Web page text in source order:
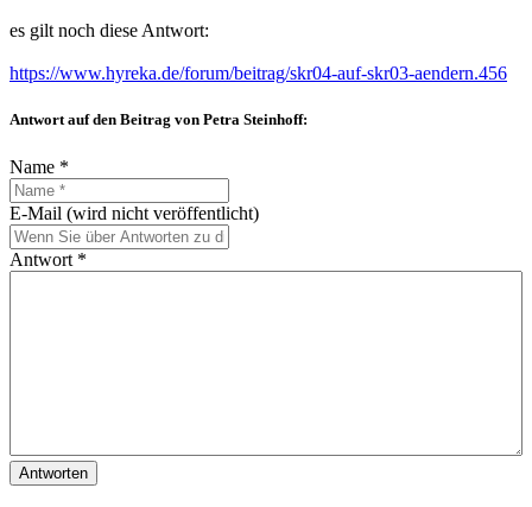
es gilt noch diese Antwort:
https://www.hyreka.de/forum/beitrag/skr04-auf-skr03-aendern.456
Antwort auf den Beitrag von Petra Steinhoff:
Name *
E-Mail (wird nicht veröffentlicht)
Antwort *
Antworten